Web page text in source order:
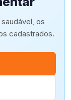
os
cadastrados.